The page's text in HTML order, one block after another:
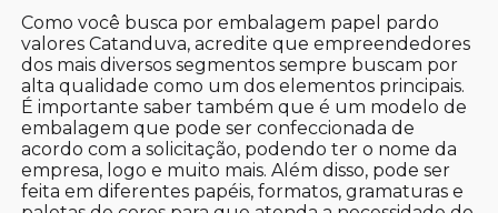
Como você busca por embalagem papel pardo
valores Catanduva, acredite que empreendedores
dos mais diversos segmentos sempre buscam por
alta qualidade como um dos elementos principais.
É importante saber também que é um modelo de
embalagem que pode ser confeccionada de
acordo com a solicitação, podendo ter o nome da
empresa, logo e muito mais. Além disso, pode ser
feita em diferentes papéis, formatos, gramaturas e